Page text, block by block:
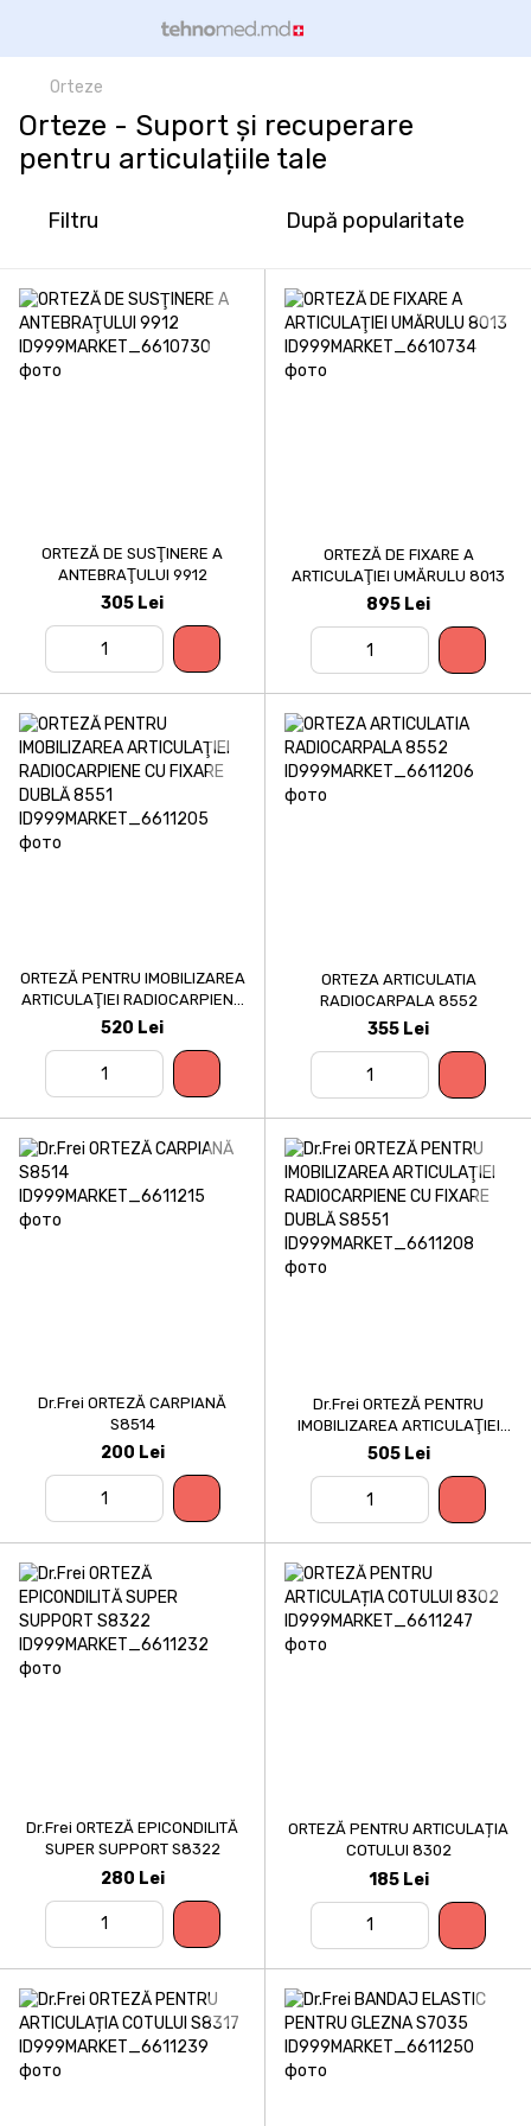
Orteze
Orteze - Suport și recuperare
pentru articulațiile tale
Filtru După popularitate
ORTEZĂ DE SUSŢINERE A
ANTEBRAŢULUI 9912
305 Lei
ORTEZĂ DE FIXARE A
ARTICULAŢIEI UMĂRULU 8013
895 Lei
ORTEZĂ PENTRU IMOBILIZAREA
ARTICULAŢIEI RADIOCARPIENE
CU FIXARE DUBLĂ 8551
520 Lei
ORTEZA ARTICULATIA
RADIOCARPALA 8552
355 Lei
Dr.Frei ORTEZĂ CARPIANĂ
S8514
200 Lei
Dr.Frei ORTEZĂ PENTRU
IMOBILIZAREA ARTICULAŢIEI
RADIOCARPIENE CU FIXARE
505 Lei
Dr.Frei ORTEZĂ EPICONDILITĂ
SUPER SUPPORT S8322
280 Lei
ORTEZĂ PENTRU ARTICULAȚIA
COTULUI 8302
185 Lei